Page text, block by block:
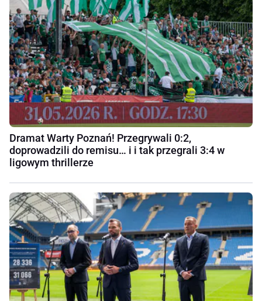
Dramat Warty Poznań! Przegrywali 0:2,
doprowadzili do remisu… i i tak przegrali 3:4 w
ligowym thrillerze